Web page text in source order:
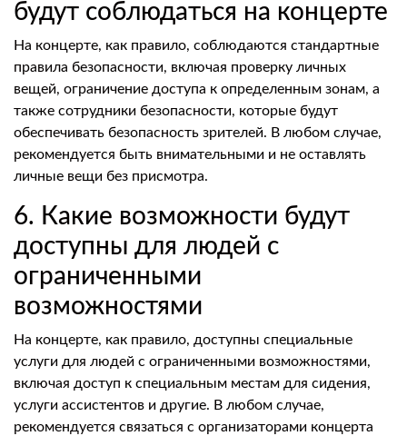
будут соблюдаться на концерте
На концерте, как правило, соблюдаются стандартные
правила безопасности, включая проверку личных
вещей, ограничение доступа к определенным зонам, а
также сотрудники безопасности, которые будут
обеспечивать безопасность зрителей. В любом случае,
рекомендуется быть внимательными и не оставлять
личные вещи без присмотра.
6. Какие возможности будут
доступны для людей с
ограниченными
возможностями
На концерте, как правило, доступны специальные
услуги для людей с ограниченными возможностями,
включая доступ к специальным местам для сидения,
услуги ассистентов и другие. В любом случае,
рекомендуется связаться с организаторами концерта